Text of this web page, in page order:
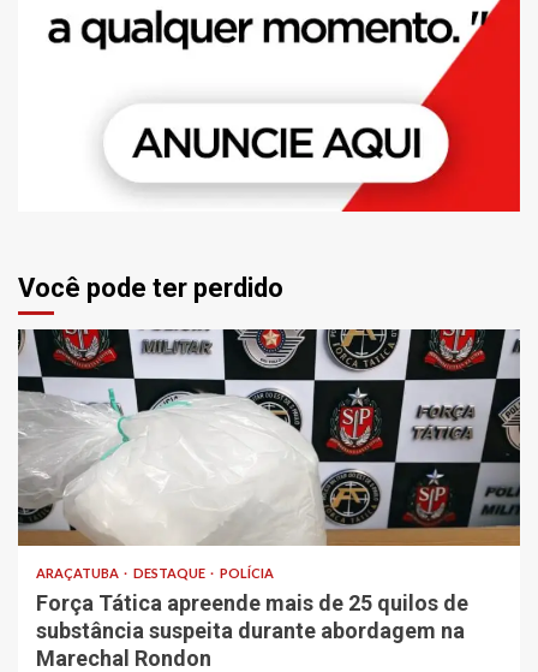
Você pode ter perdido
ARAÇATUBA DESTAQUE POLÍCIA
Força Tática apreende mais de 25 quilos de
substância suspeita durante abordagem na
Marechal Rondon